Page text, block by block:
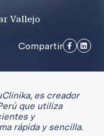
Vallejo
Compartir
es creador
que utiliza
y
rápida y sencilla.